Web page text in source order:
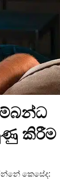
කිරීම
කෙසේද: